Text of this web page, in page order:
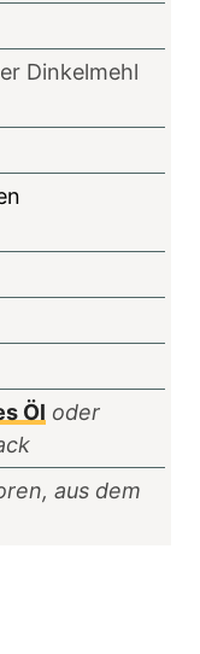
Dinkelmehl
Öl oder
aus dem